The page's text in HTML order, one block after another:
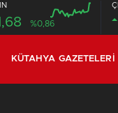
%0,86
KÜTAHYA GAZETELERI